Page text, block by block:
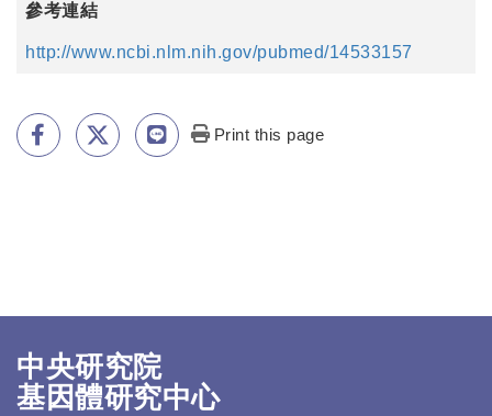
參考連結
http://www.ncbi.nlm.nih.gov/pubmed/14533157
Print this page
中央研究院
基因體研究中心